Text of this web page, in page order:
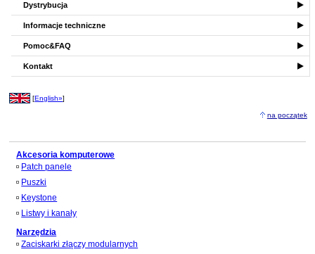
Dystrybucja
Informacje techniczne
Pomoc&FAQ
Kontakt
[English»]
na początek
Akcesoria komputerowe
Patch panele
Puszki
Keystone
Listwy i kanały
Narzędzia
Zaciskarki złączy modularnych